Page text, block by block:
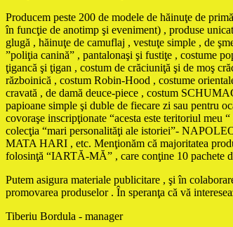
Producem peste 200 de modele de hăinuţe de
în funcţie de anotimp şi eveniment) , produse
glugă , hăinuţe de camuflaj , vestuţe simple , de
”poliţia canină” , pantalonaşi şi fustiţe , costume
ţigancă şi ţigan , costum de crăciuniţă şi de moş
războinică , costum Robin-Hood , costume
cravată , de damă deuce-piece , costum
papioane simple şi duble de fiecare zi sau pentru
covoraşe inscripţionate “acesta este teritoriul meu
colecţia “mari personalităţi ale istoriei”-
MATA HARI , etc. Menţionăm că majoritatea
folosinţă “IARTĂ-MĂ” , care conţine 10 pachete
Putem asigura materiale publicitare , şi în
promovarea produselor . În speranţa că vă
Tiberiu Bordula - manager